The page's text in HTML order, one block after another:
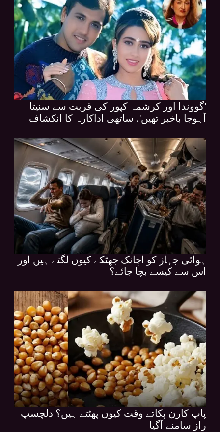
'گووندا اور کرشمہ کپور کی قربت سے سنیتا
آہوجا باخبر تھیں'، ساتھی اداکارہ کا انکشاف
ہوائی جہاز کو اچانک جھٹکے کیوں لگتے ہیں اور
اس سے کیسے بچا جائے؟
پاپ کارن پکاتے وقت کیوں پھٹتے ہیں؟ دلچسپ
راز سامنے آگیا